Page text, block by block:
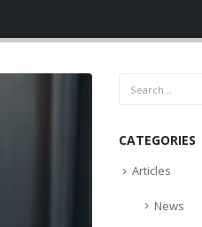
CATEGORIES
Articles
News